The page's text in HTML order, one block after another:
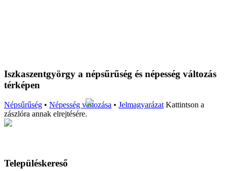
Iszkaszentgyörgy a népsűrűség és népesség változás
térképen
Népsűrűség • Népesség változása • Jelmagyarázat Kattintson a
zászlóra annak elrejtésére.
Településkereső